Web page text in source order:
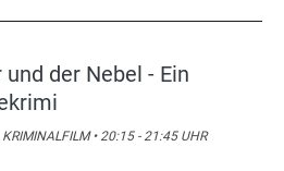
der Nebel - Ein
KRIMINALFILM • 20:15 - 21:45 UHR